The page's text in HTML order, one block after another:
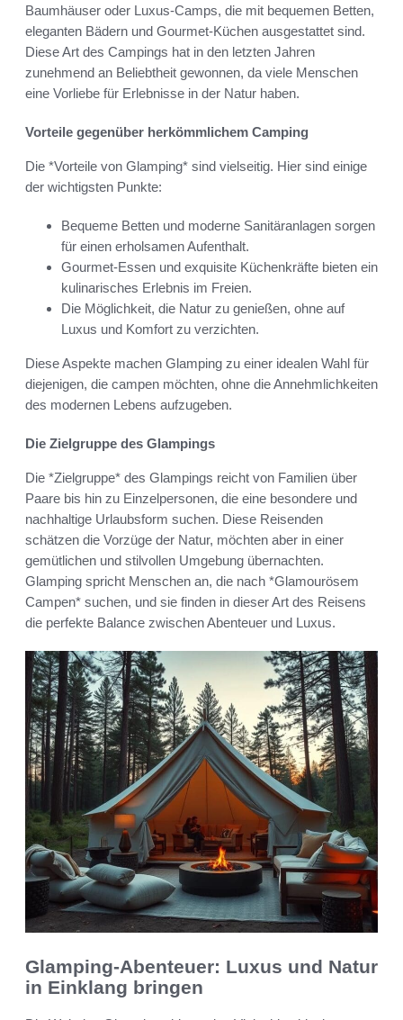
Baumhäuser oder Luxus-Camps, die mit bequemen Betten,
eleganten Bädern und Gourmet-Küchen ausgestattet sind.
Diese Art des Campings hat in den letzten Jahren
zunehmend an Beliebtheit gewonnen, da viele Menschen
eine Vorliebe für Erlebnisse in der Natur haben.
Vorteile gegenüber herkömmlichem Camping
Die *Vorteile von Glamping* sind vielseitig. Hier sind einige
der wichtigsten Punkte:
Bequeme Betten und moderne Sanitäranlagen sorgen
für einen erholsamen Aufenthalt.
Gourmet-Essen und exquisite Küchenkräfte bieten ein
kulinarisches Erlebnis im Freien.
Die Möglichkeit, die Natur zu genießen, ohne auf
Luxus und Komfort zu verzichten.
Diese Aspekte machen Glamping zu einer idealen Wahl für
diejenigen, die campen möchten, ohne die Annehmlichkeiten
des modernen Lebens aufzugeben.
Die Zielgruppe des Glampings
Die *Zielgruppe* des Glampings reicht von Familien über
Paare bis hin zu Einzelpersonen, die eine besondere und
nachhaltige Urlaubsform suchen. Diese Reisenden
schätzen die Vorzüge der Natur, möchten aber in einer
gemütlichen und stilvollen Umgebung übernachten.
Glamping spricht Menschen an, die nach *Glamourösem
Campen* suchen, und sie finden in dieser Art des Reisens
die perfekte Balance zwischen Abenteuer und Luxus.
Glamping-Abenteuer: Luxus und Natur
in Einklang bringen